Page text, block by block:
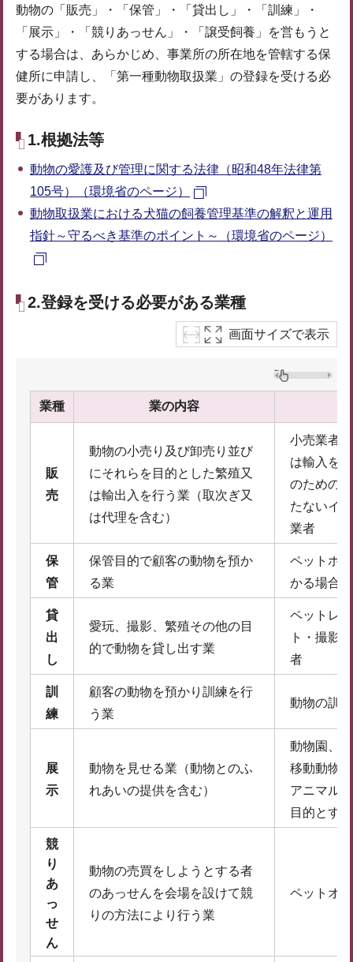
動物の「販売」・「保管」・「貸出し」・「訓練」・
「展示」・「競りあっせん」・「譲受飼養」を営もうと
する場合は、あらかじめ、事業所の所在地を管轄する保
健所に申請し、「第一種動物取扱業」の登録を受ける必
要があります。
1.根拠法等
動物の愛護及び管理に関する法律（昭和48年法律第
105号）（環境省のページ）
動物取扱業における犬猫の飼養管理基準の解釈と運用
指針～守るべき基準のポイント～（環境省のページ）
2.登録を受ける必要がある業種
画面サイズで表示
業種 業の内容
販
売
動物の小売り及び卸売り並び
にそれらを目的とした繁殖又
は輸出入を行う業（取次ぎ又
は代理を含む）
小売業者
は輸入を
のための
たないイ
業者
保
管
保管目的で顧客の動物を預か
る業
ペットホ
かる場合
貸
出
し
愛玩、撮影、繁殖その他の目
的で動物を貸し出す業
ペットレ
ト・撮影
者
訓
練
顧客の動物を預かり訓練を行
う業
動物の訓
展
示
動物を見せる業（動物とのふ
れあいの提供を含む）
動物園、
移動動物
アニマル
目的とす
競
り
あ
っ
せ
ん
動物の売買をしようとする者
のあっせんを会場を設けて競
りの方法により行う業
ペットオ